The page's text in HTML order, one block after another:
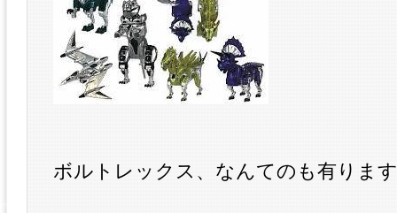
ボルトレックス、なんてのも有りま